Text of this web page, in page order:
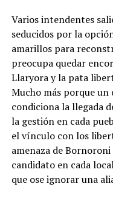
Varios intendentes
seducidos por la
amarillos para
preocupa quedar
Llaryora y la pata
Mucho más porque
condiciona la llegada
la gestión en cada
el vínculo con los
amenaza de
candidato en cada
que ose ignorar una